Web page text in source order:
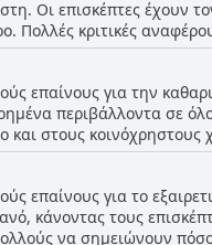
για τους επισκέπτες.
Οι επισκέπτες έχουν
Πολλές κριτικές
την συντριπτικά
να είναι ελαφρώς
ως ελαφρώς
ιδιαίτερα
επαίνους για την
περιβάλλοντα σε
και στους
του, προσθέτει στη
συναίνεση επαινεί
να μην ξεχωρίζει, η
διαμονή για τους
επαίνους για το
κάνοντας τους
να σημειώνουν